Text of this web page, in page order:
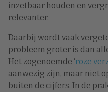
inzetbaar houden en
relevanter.
Daarbij wordt vaak
probleem groter is dan
Het zogenoemde ‘roze
aanwezig zijn, maar niet
buiten de cijfers. In de